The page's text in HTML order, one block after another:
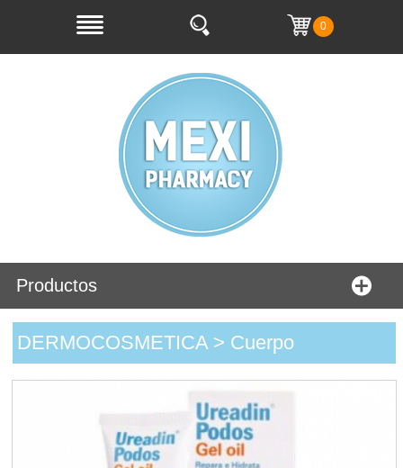
0
Productos
DERMOCOSMETICA > Cuerpo